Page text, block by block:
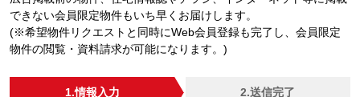
できない会員限定物件もいち早くお届けします。
(※希望物件リクエストと同時にWeb会員登録も完了し、会員限定
物件の閲覧・資料請求が可能になります。)
1.情報入力 2.送信完了